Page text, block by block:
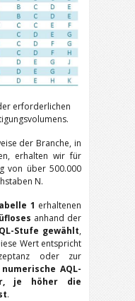
erforderlichen
der Branche, in
erhalten wir für
von über 500.000
N.
1 erhaltenen
anhand der
Stufe gewählt,
Wert entspricht
oder zur
AQL-
je höher die
.